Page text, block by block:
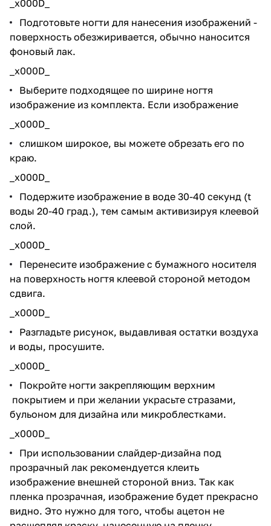
_x000D_
Подготовьте ногти для нанесения изображений -
поверхность обезжиривается, обычно наносится
фоновый лак.
_x000D_
Выберите подходящее по ширине ногтя
изображение из комплекта. Если изображение
_x000D_
слишком широкое, вы можете обрезать его по
краю.
_x000D_
Подержите изображение в воде 30-40 секунд (t
воды 20-40 град.), тем самым активизируя клеевой
слой.
_x000D_
Перенесите изображение с бумажного носителя
на поверхность ногтя клеевой стороной методом
сдвига.
_x000D_
Разгладьте рисунок, выдавливая остатки воздуха
и воды, просушите.
_x000D_
Покройте ногти закрепляющим верхним
покрытием и при желании украсьте стразами,
бульоном для дизайна или микроблестками.
_x000D_
При использовании слайдер-дизайна под
прозрачный лак рекомендуется клеить
изображение внешней стороной вниз. Так как
пленка прозрачная, изображение будет прекрасно
видно. Это нужно для того, чтобы ацетон не